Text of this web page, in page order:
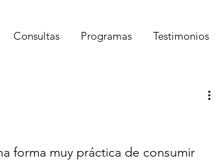
Consultas Programas Testimonios
forma muy práctica de consumir